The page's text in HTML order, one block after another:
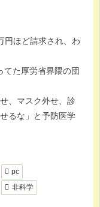
円ほど請求され、わ
てた厚労省界隈の団
、マスク外せ、診
るな」と予防医学
pc
非科学